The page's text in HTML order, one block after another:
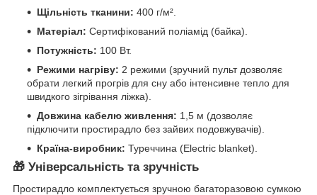
Щільність тканини: 400 г/м².
Матеріал: Сертифікований поліамід (байка).
Потужність: 100 Вт.
Режими нагріву: 2 режими (зручний пульт дозволяє
обрати легкий прогрів для сну або інтенсивне тепло для
швидкого зігрівання ліжка).
Довжина кабелю живлення: 1,5 м (дозволяє
підключити простирадло без зайвих подовжувачів).
Країна-виробник: Туреччина (Electric blanket).
🎁 Універсальність та зручність
Простирадло комплектується зручною багаторазовою сумкою